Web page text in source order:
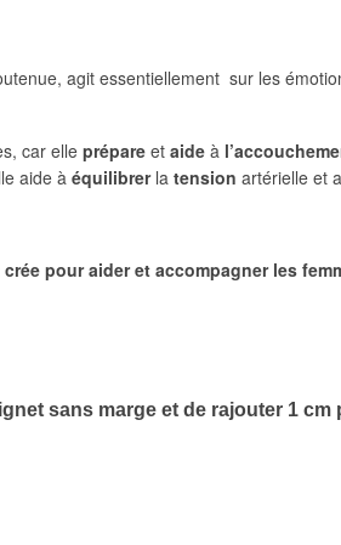
agit essentiellement sur les
car elle prépare et aide à
aide à équilibrerla tension artérielle et
pour aider et accompagner les
sans marge et de rajouter 1